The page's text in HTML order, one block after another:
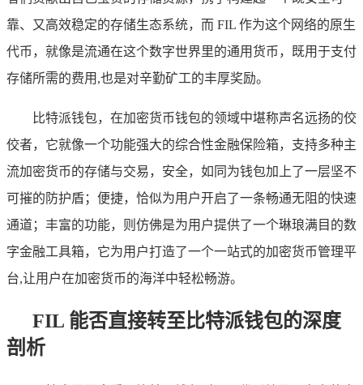
靠、又高效稳定的存储生态系统，而 FIL 作为这个网络的原生
代币，就像是流通在这个数字世界里的通用货币，既用于支付
存储所需的费用,也是对辛勤矿工的丰厚奖励。
比特派钱包，在加密货币钱包的领域中堪称声名远扬的佼
佼者，它就像一个功能强大的综合性金融保险箱，支持多种主
流加密货币的存储与交易，安全，如同为钱包加上了一层坚不
可摧的防护盾；便捷，恰似为用户开启了一条畅通无阻的快速
通道；丰富的功能，则仿佛是为用户提供了一个琳琅满目的数
字金融工具箱，它为用户打造了一个一站式的加密货币管理平
台,让用户在加密货币的海洋中轻松畅游。
FIL 能否直接转至比特派钱包的深度
剖析